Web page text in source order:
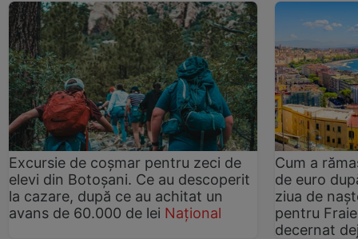
Excursie de coșmar pentru zeci de
elevi din Botoșani. Ce au descoperit
la cazare, după ce au achitat un
avans de 60.000 de lei Național
Cum a
de euro
ziua de
pentru
decernat